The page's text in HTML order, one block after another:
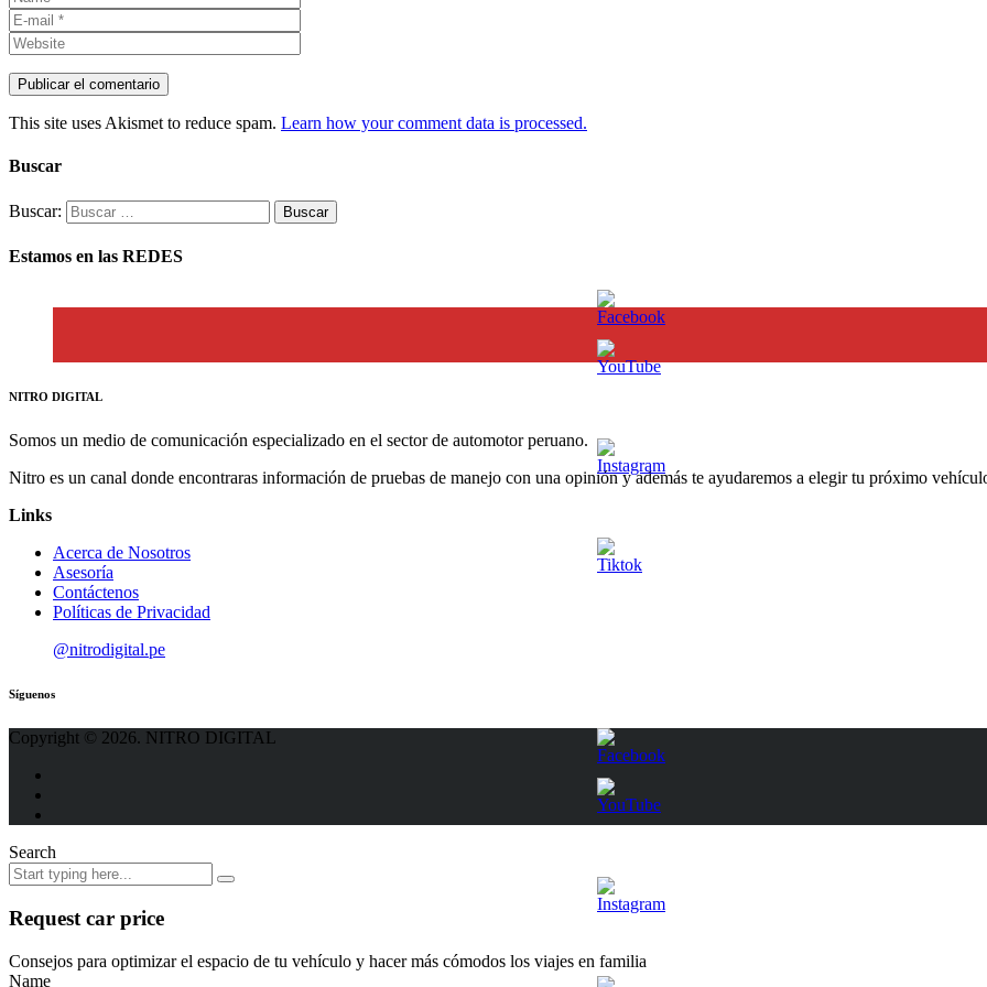
This site uses Akismet to reduce spam. Learn how your comment data is processed.
Buscar
Buscar:
Estamos en las REDES
NITRO DIGITAL
Somos un medio de comunicación especializado en el sector de automotor peruano.
Nitro es un canal donde encontraras información de pruebas de manejo con una opinión y además te ayudaremos a elegir tu próximo
Links
Acerca de Nosotros
Asesoría
Contáctenos
Políticas de Privacidad
@nitrodigital.pe
Síguenos
Copyright © 2026. NITRO DIGITAL
Search
Request car price
Consejos para optimizar el espacio de tu vehículo y hacer más cómodos los viajes en familia
Name